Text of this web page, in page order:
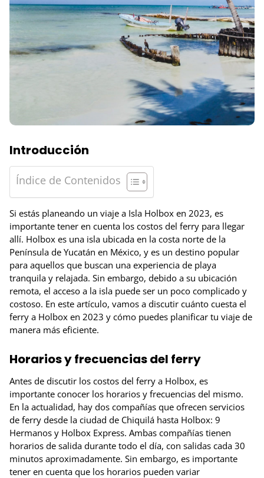
Introducción
Índice de Contenidos
Si estás planeando un viaje a Isla Holbox en 2023, es
importante tener en cuenta los costos del ferry para llegar
allí. Holbox es una isla ubicada en la costa norte de la
Península de Yucatán en México, y es un destino popular
para aquellos que buscan una experiencia de playa
tranquila y relajada. Sin embargo, debido a su ubicación
remota, el acceso a la isla puede ser un poco complicado y
costoso. En este artículo, vamos a discutir cuánto cuesta el
ferry a Holbox en 2023 y cómo puedes planificar tu viaje de
manera más eficiente.
Horarios y frecuencias del ferry
Antes de discutir los costos del ferry a Holbox, es
importante conocer los horarios y frecuencias del mismo.
En la actualidad, hay dos compañías que ofrecen servicios
de ferry desde la ciudad de Chiquilá hasta Holbox: 9
Hermanos y Holbox Express. Ambas compañías tienen
horarios de salida durante todo el día, con salidas cada 30
minutos aproximadamente. Sin embargo, es importante
tener en cuenta que los horarios pueden variar